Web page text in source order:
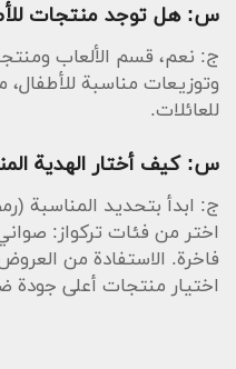
س: هل توجد منتجات
ج: نعم، قسم الألعاب
وتوزيعات مناسبة للأطفال،
للعائلات.
س: كيف أختار الهدية
ج: ابدأ بتحديد المناسبة
اختر من فئات تركواز:
فاخرة. الاستفادة من
اختيار منتجات أعلى جودة